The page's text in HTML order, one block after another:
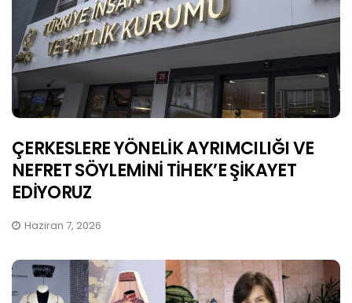
ÇERKESLERE YÖNELİK AYRIMCILIĞI VE
NEFRET SÖYLEMİNİ TİHEK’E ŞİKAYET
EDİYORUZ
Haziran 7, 2026